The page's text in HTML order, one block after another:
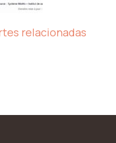
relacionadas